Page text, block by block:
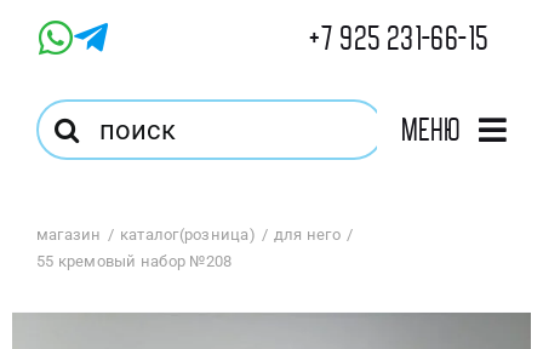
+7 925 231-66-15
Результат
поиска:
Меню
Магазин
магазин каталог(розница)
для него
55 кремовый набор №208